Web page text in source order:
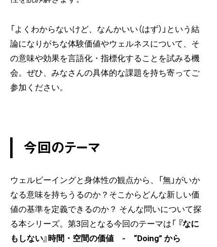
「よくわからないけど、なんかいい（はず）」という結
論になりがちな体験価値やウェルネスについて、そ
の意味や効果を言語化・指標化することを試みる機
会。ぜひ、みなさんの具体的な課題を持ち寄ってご
参加ください。
今回のテーマ
ウェルビーイングと身体性の観点から、「無」がいか
なる意味を持ちうるのか？そこからどんな新しい価
値の基準を定義できるのか？ そんな問いについて探
る本シリーズ。第3回となる今回のテーマは「『なに
もしない』時間・空間の価値 - “Doing” から